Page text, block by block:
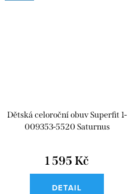
Dětská celoroční obuv Superfit 1-
009353-5520 Saturnus
1 595 Kč
DETAIL